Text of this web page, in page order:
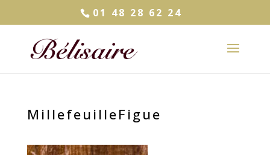
01 48 28 62 24
MillefeuilleFigue